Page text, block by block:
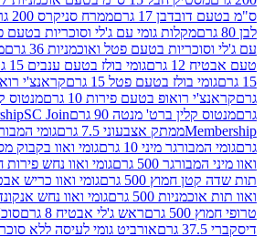
17 גרם
ממרח סניקרס 200 גרם
שוקולד
מקלות גומי עם ג'לי וסוכריות בטעם פירות 36 גרם
בטעם פטל ואוכמניות 36 גרם
מקלות גומי
גומי בולז בטעם ענבים 15 גרם
גומי
בולז בטעם פטל 15 גרם
בטעם פירות 10 גרם
ברט' מנטה 90 גרם
MembershipSC Join
ממתק אצבעוני 7.5 גרם
מיני 10 גרם
גומי ואוו בקבוק מסטיק חמוץ 500 גרם
500 גרם
גומי ואוו נחש פירות חמוץ 500 גרם
500 גרם
גומי ואוו כריש אבטיח חמוץ 500 גרם
500 גרם
גומי ואוו נחש אנקונדה 500 גרם
ראש ג'לי אבטיח 8 גרם
סוכ' מנטוס רול